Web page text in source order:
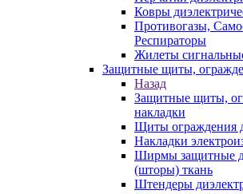
Ковры
Противогазы,
Респираторы
Жилеты
Защитные щиты,
Назад
Защитные щиты,
накладки
Щиты ограждения
Накладки
Ширмы защитные
(шторы) ткань
Штендеры